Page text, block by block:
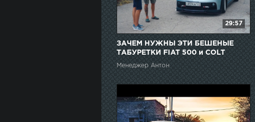
29:57
ЗАЧЕМ НУЖНЫ ЭТИ БЕШЕНЫЕ
ТАБУРЕТКИ FIAT 500 и COLT
RALLIART - тест-драйв в КРЫМУ
Менеджер Антон